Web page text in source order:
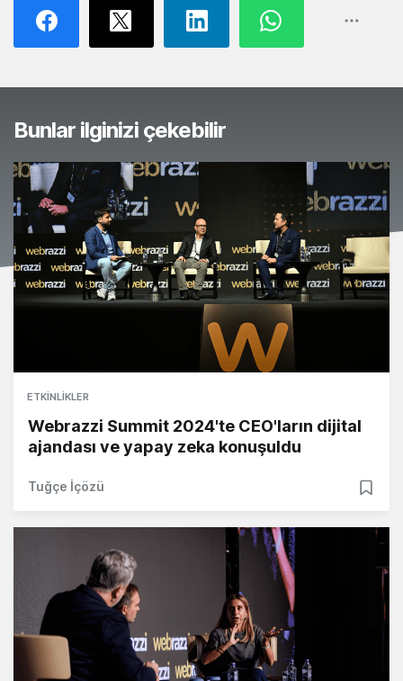
Bunlar ilginizi çekebilir
ETKINLIKLER
Webrazzi Summit 2024'te CEO'ların dijital
ajandası ve yapay zeka konuşuldu
Tuğçe İçözü